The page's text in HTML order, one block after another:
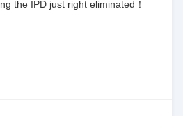
the IPD just right eliminated！